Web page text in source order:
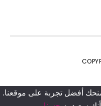
أفضل تجربة على موقعنا.